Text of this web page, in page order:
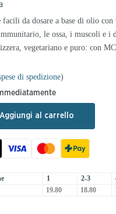
facili da dosare a base di olio
le ossa, i muscoli e i
vegetariano e puro: con
di spedizione)
Aggiungi al carrello
1 2-3
19.80 18.80